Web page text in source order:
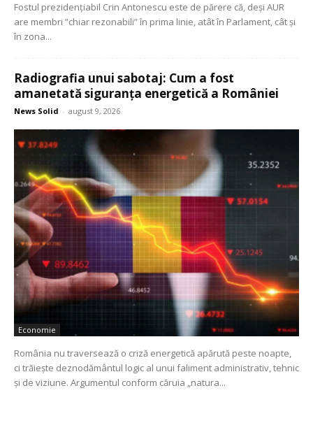
Fostul prezidenţiabil Crin Antonescu este de părere că, deşi AUR
are membri ”chiar rezonabili” în prima linie, atât în Parlament, cât şi
în zona...
Radiografia unui sabotaj: Cum a fost
amanetată siguranța energetică a României
News Solid - august 9, 2026
Economie
România nu traversează o criză energetică apărută peste noapte,
ci trăiește deznodământul logic al unui faliment administrativ, tehnic
și de viziune. Argumentul conform căruia „natura...